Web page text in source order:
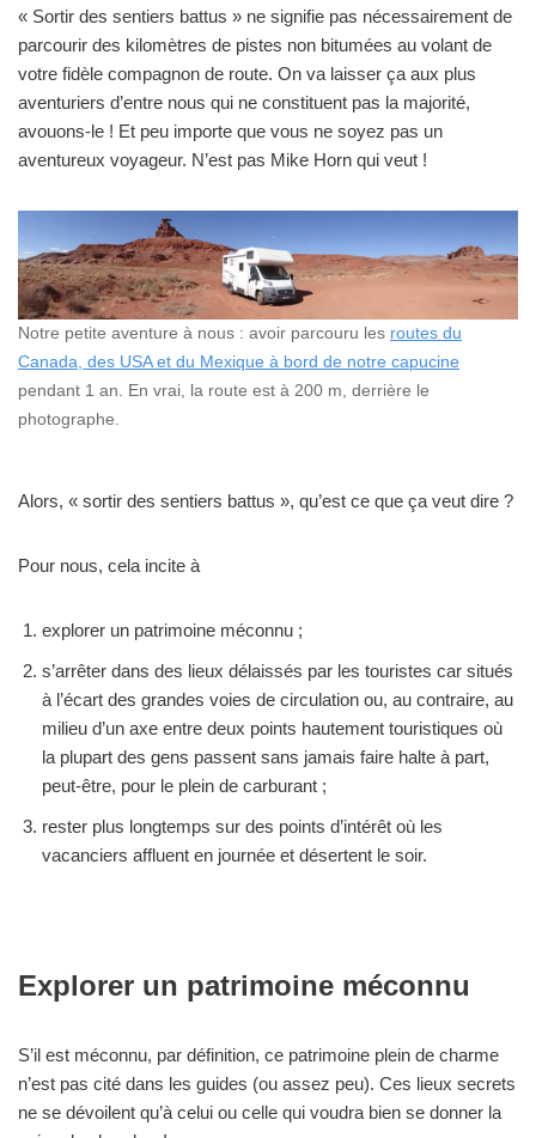
« Sortir des sentiers battus » ne signifie pas nécessairement de
parcourir des kilomètres de pistes non bitumées au volant de
votre fidèle compagnon de route. On va laisser ça aux plus
aventuriers d’entre nous qui ne constituent pas la majorité,
avouons-le ! Et peu importe que vous ne soyez pas un
aventureux voyageur. N’est pas Mike Horn qui veut !
Notre petite aventure à nous : avoir parcouru les routes du
Canada, des USA et du Mexique à bord de notre capucine
pendant 1 an. En vrai, la route est à 200 m, derrière le
photographe.
Alors, « sortir des sentiers battus », qu’est ce que ça veut dire ?
Pour nous, cela incite à
explorer un patrimoine méconnu ;
s’arrêter dans des lieux délaissés par les touristes car situés
à l’écart des grandes voies de circulation ou, au contraire, au
milieu d’un axe entre deux points hautement touristiques où
la plupart des gens passent sans jamais faire halte à part,
peut-être, pour le plein de carburant ;
rester plus longtemps sur des points d’intérêt où les
vacanciers affluent en journée et désertent le soir.
Explorer un patrimoine méconnu
S’il est méconnu, par définition, ce patrimoine plein de charme
n’est pas cité dans les guides (ou assez peu). Ces lieux secrets
ne se dévoilent qu’à celui ou celle qui voudra bien se donner la